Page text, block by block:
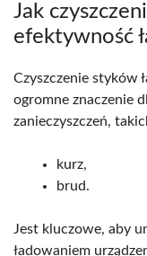
Jak
efektywność
Czyszczenie styków
ogromne znaczenie
zanieczyszczeń,
kurz,
brud.
Jest kluczowe, aby
ładowaniem